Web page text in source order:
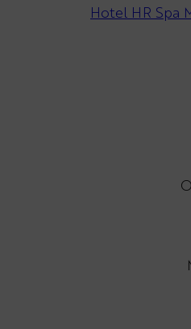
Hotel HR Spa